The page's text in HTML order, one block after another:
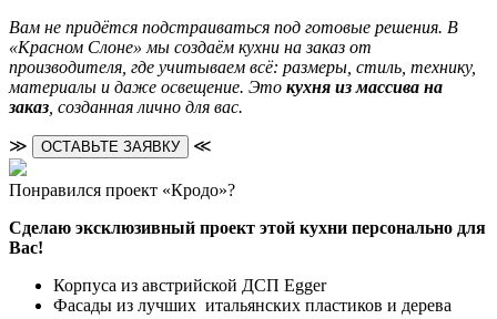
Вам не придётся подстраиваться под готовые решения. В
«Красном Слоне» мы создаём кухни на заказ от
производителя, где учитываем всё: размеры, стиль, технику,
материалы и даже освещение. Это кухня из массива на
заказ , созданная лично для вас.
≫ ОСТАВЬТЕ ЗАЯВКУ ≪
Понравился проект «Кродо»?
Сделаю эксклюзивный проект этой кухни персонально для
Вас!
Корпуса из австрийской ДСП Egger
Фасады из лучших итальянских пластиков и дерева